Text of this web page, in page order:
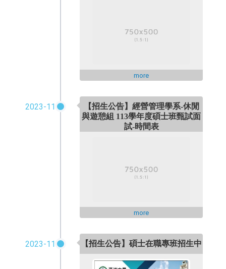
more
2023-11
【招生公告】經營管理學系-休閒
與遊憩組 113學年度碩士班甄試面
試-時間表
more
2023-11 【招生公告】碩士在職專班招生中